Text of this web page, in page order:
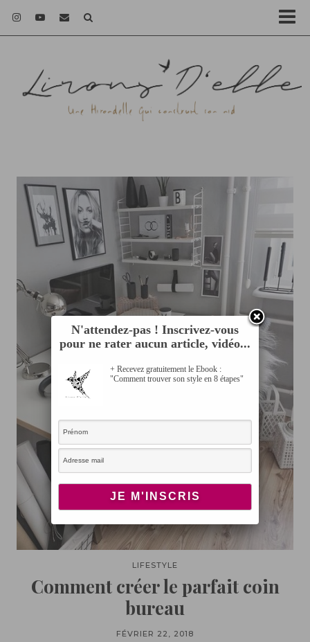
LIFESTYLE
Comment créer le parfait coin
bureau
FÉVRIER 22, 2018
N'attendez-pas ! Inscrivez-vous
pour ne rater aucun article, vidéo...
+ Recevez gratuitement le Ebook :
"Comment trouver son style en 8 étapes"